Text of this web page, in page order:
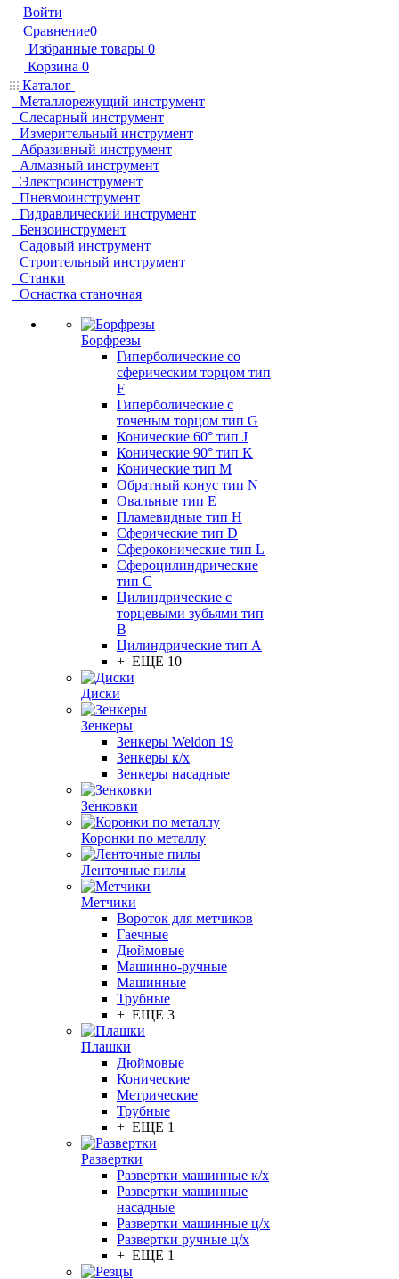
Войти
Сравнение0
Избранные товары 0
Корзина 0
Каталог
Металлорежущий инструмент
Слесарный инструмент
Измерительный инструмент
Абразивный инструмент
Алмазный инструмент
Электроинструмент
Пневмоинструмент
Гидравлический инструмент
Бензоинструмент
Садовый инструмент
Строительный инструмент
Станки
Оснастка станочная
Борфрезы
Гиперболические cо
сферическим торцом тип
F
Гиперболические с
точеным торцом тип G
Конические 60° тип J
Конические 90° тип K
Конические тип M
Обратный конус тип N
Овальные тип E
Пламевидные тип H
Сферические тип D
Сфероконические тип L
Сфероцилиндрические
тип C
Цилиндрические с
торцевыми зубьями тип
B
Цилиндрические тип А
+ ЕЩЕ 10
Диски
Зенкеры
Зенкеры Weldon 19
Зенкеры к/х
Зенкеры насадные
Зенковки
Коронки по металлу
Ленточные пилы
Метчики
Вороток для метчиков
Гаечные
Дюймовые
Машинно-ручные
Машинные
Трубные
+ ЕЩЕ 3
Плашки
Дюймовые
Конические
Метрические
Трубные
+ ЕЩЕ 1
Развертки
Развертки машинные к/х
Развертки машинные
насадные
Развертки машинные ц/х
Развертки ручные ц/х
+ ЕЩЕ 1